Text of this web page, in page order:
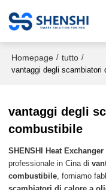
Homepage / tutto /
vantaggi degli scambiatori
vantaggi degli
combustibile
SHENSHI Heat
professionale in Cina di
combustibile, forniamo